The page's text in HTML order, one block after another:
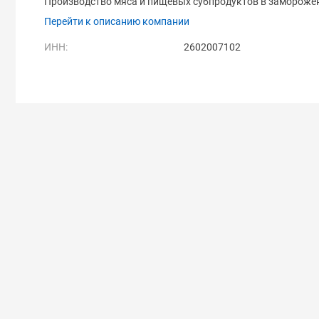
Перейти к описанию компании
ИНН: 2602007102